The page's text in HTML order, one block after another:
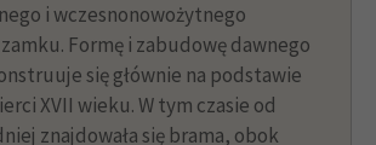
i wczesnonowożytnego
Formę i zabudowę dawnego
się głównie na podstawie
XVII wieku. W tym czasie od
znajdowała się brama, obok